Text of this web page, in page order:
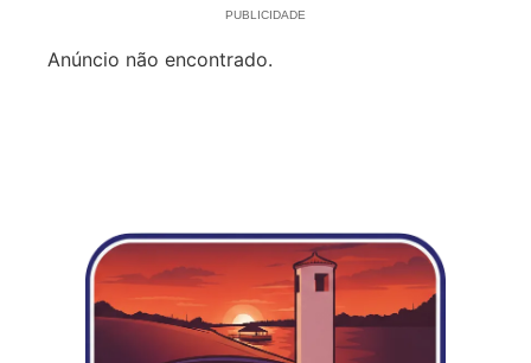
PUBLICIDADE
Anúncio não encontrado.